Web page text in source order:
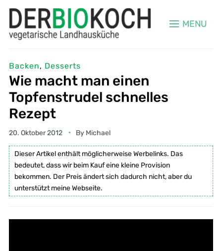
MENU
Backen, Desserts
Wie macht man einen
Topfenstrudel schnelles
Rezept
20. Oktober 2012 By Michael
Dieser Artikel enthält möglicherweise Werbelinks. Das
bedeutet, dass wir beim Kauf eine kleine Provision
bekommen. Der Preis ändert sich dadurch nicht, aber du
unterstützt meine Webseite.